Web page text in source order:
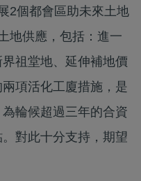
2個都會區助未來土地
地供應，包括：進一
祖堂地、延伸補地價
項活化工廈措施，是
輪候超過三年的合資
對此十分支持，期望